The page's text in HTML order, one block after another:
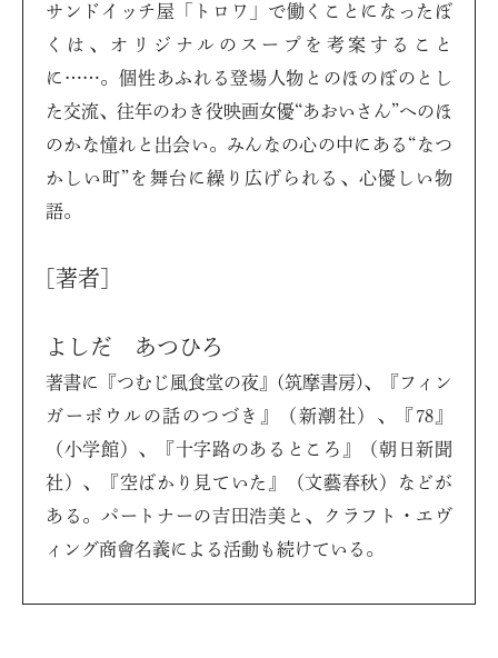
サンドイッチ屋「トロワ」で働くことになったぼ
くは、オリジナルのスープを考案すること
に……。個性あふれる登場人物とのほのぼのとし
た交流、往年のわき役映画女優“あおいさん”へのほ
のかな憧れと出会い。みんなの心の中にある“なつ
かしい町”を舞台に繰り広げられる、心優しい物
語。
[著者]
よしだ あつひろ
著書に『つむじ風食堂の夜』(筑摩書房)、『フィン
ガーボウルの話のつづき』（新潮社）、『78』
（小学館）、『十字路のあるところ』（朝日新聞
社）、『空ばかり見ていた』（文藝春秋）などが
ある。パートナーの吉田浩美と、クラフト・エヴ
ィング商會名義による活動も続けている。